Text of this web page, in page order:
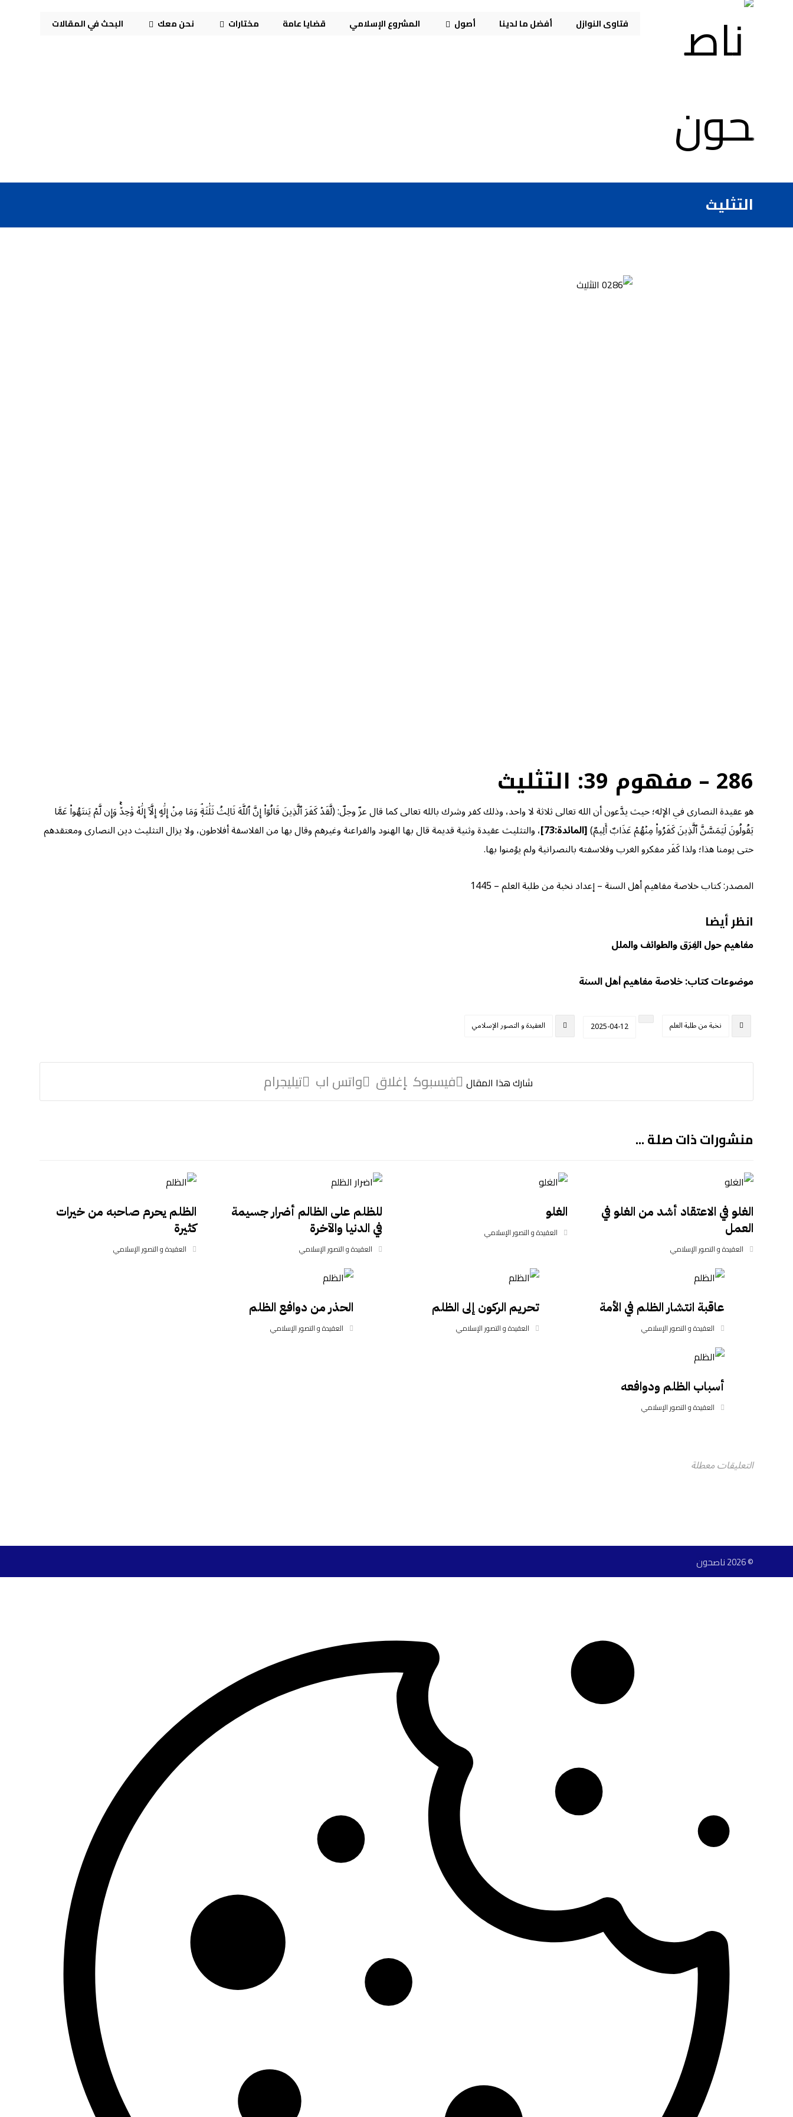
فتاوى النوازل أفضل ما لدينا أصول المشروع الإسلامي قضايا عامة مختارات نحن معك البحث في المقالات
التثليث
286 – مفهوم 39: التثليث
هو عقيدة النصارى في الإله؛ حيث يدَّعون أن الله تعالى ثلاثة لا واحد، وذلك كفر وشرك بالله تعالى كما قال عزّ وجلّ: (لَّقَدۡ كَفَرَ ٱلَّذِينَ قَالُوٓاْ إِنَّ ٱللَّهَ ثَالِثُ ثَلَٰثَةٖۘ وَمَا مِنۡ إِلَٰهٍ إِلَّآ إِلَٰهٞ وَٰحِدٞۚ وَإِن لَّمۡ يَنتَهُواْ عَمَّا
يَقُولُونَ لَيَمَسَّنَّ ٱلَّذِينَ كَفَرُواْ مِنۡهُمۡ عَذَابٌ أَلِيمٌ)[المائدة:73]
، والتثليث عقيدة وثنية قديمة قال بها الهنود والفراعنة وغيرهم وقال بها من الفلاسفة أفلاطون، ولا يزال التثليث دين النصارى ومعتقدهم
حتى يومنا هذا؛ ولذا كَفَر مفكرو الغرب وفلاسفته بالنصرانية ولم يؤمنوا بها.
المصدر: كتاب خلاصة مفاهيم أهل السنة – إعداد نخبة من طلبة العلم – 1445
انظر أيضا
مفاهيم حول الفِرَق والطوائف والملل
موضوعات كتاب: خلاصة مفاهيم أهل السنة
نخبة من طلبة العلم 2025-04-12 العقيدة و التصور الإسلامي
فيسبوك إغلاق واتس اب تيليجرام
منشورات ذات صلة ...
الغلو في الاعتقاد أشد من الغلو في
العمل
العقيدة و التصور الإسلامي
الغلو
العقيدة و التصور الإسلامي
للظلم على الظالم أضرار جسيمة
في الدنيا والآخرة
العقيدة و التصور الإسلامي
الظلم يحرم صاحبه من خيرات
كثيرة
العقيدة و التصور الإسلامي
عاقبة انتشار الظلم في الأمة
العقيدة و التصور الإسلامي
تحريم الركون إلى الظلم
العقيدة و التصور الإسلامي
الحذر من دوافع الظلم
العقيدة و التصور الإسلامي
أسباب الظلم ودوافعه
العقيدة و التصور الإسلامي
التعليقات معطلة
© 2026 ناصحون